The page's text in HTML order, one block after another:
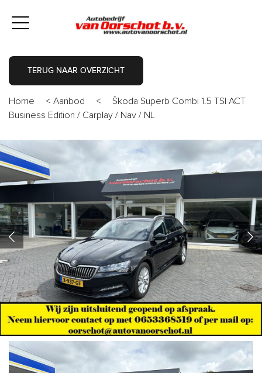
TERUG NAAR OVERZICHT
Home < Aanbod <
Škoda Superb Combi 1.5 TSI ACT
Business Edition / Carplay / Nav / NL